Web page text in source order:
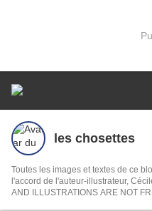
les chosettes
Toutes les images et textes de ce
l'accord de l'auteur-illustrateur,
AND ILLUSTRATIONS ARE NOT